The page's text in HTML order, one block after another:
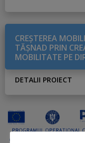
CREŞTEREA
TĂŞNAD PRIN
MOBILITATE PE
DETALII PROIECT